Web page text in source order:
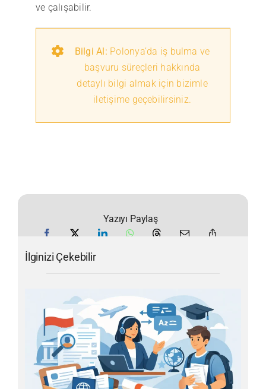
ve çalışabilir.
Bilgi Al: Polonya’da iş bulma ve
başvuru süreçleri hakkında
detaylı bilgi almak için bizimle
iletişime geçebilirsiniz.
Yazıyı Paylaş
İlginizi Çekebilir